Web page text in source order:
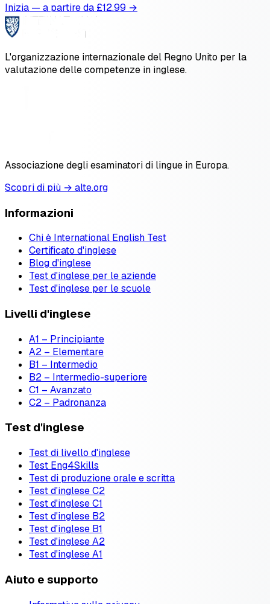
Inizia — a partire da £12.99 →
L'organizzazione internazionale del Regno Unito per la
valutazione delle competenze in inglese.
Associazione degli esaminatori di lingue in Europa.
Scopri di più → alte.org
Informazioni
Chi è International English Test
Certificato d'inglese
Blog d'inglese
Test d'inglese per le aziende
Test d'inglese per le scuole
Livelli d'inglese
A1 – Principiante
A2 – Elementare
B1 – Intermedio
B2 – Intermedio-superiore
C1 – Avanzato
C2 – Padronanza
Test d'inglese
Test di livello d'inglese
Test Eng4Skills
Test di produzione orale e scritta
Test d'inglese C2
Test d'inglese C1
Test d'inglese B2
Test d'inglese B1
Test d'inglese A2
Test d'inglese A1
Aiuto e supporto